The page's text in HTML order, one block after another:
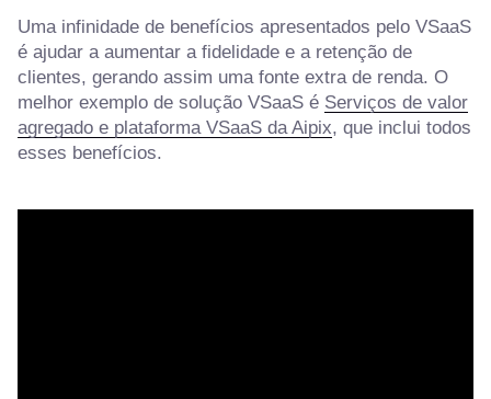
Uma infinidade de benefícios apresentados pelo VSaaS
é ajudar a aumentar a fidelidade e a retenção de
clientes, gerando assim uma fonte extra de renda. O
melhor exemplo de solução VSaaS é Serviços de valor
agregado e plataforma VSaaS da Aipix, que inclui todos
esses benefícios.